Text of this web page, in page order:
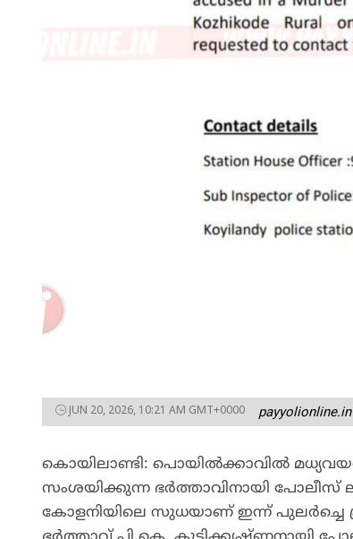
JUN 20, 2026, 10:21 AM GMT+0000 payyolionline.in
കൊയിലാണ്ടി: പൊയില്‍ക്കാവില്‍
സംശയിക്കുന്ന ഭര്‍ത്താവിനായി പോലീസ്
കോളനിയിലെ സുധയാണ് ഇന്ന് പുലര്‍ച്ചെ